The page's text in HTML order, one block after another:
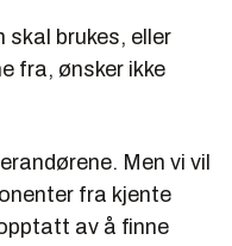
skal brukes, eller
fra, ønsker ikke
Men vi vil
fra kjente
av å finne